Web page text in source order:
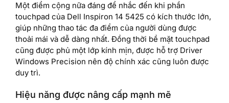
Một điểm cộng nữa đáng để nhắc đến khi phần
touchpad của Dell Inspiron 14 5425 có kích thước lớn,
giúp những thao tác đa điểm của người dùng được
thoải mái và dễ dàng nhất. Đồng thời bề mặt touchpad
cũng được phủ một lớp kính mịn, được hỗ trợ Driver
Windows Precision nên độ chính xác cũng luôn được
duy trì.
Hiệu năng được nâng cấp mạnh mẽ